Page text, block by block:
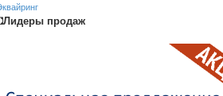
Лидеры продаж